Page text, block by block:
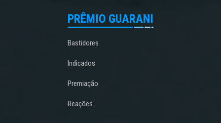
PRÊMIO GUARANI
Bastidores
Indicados
Premiação
Reações